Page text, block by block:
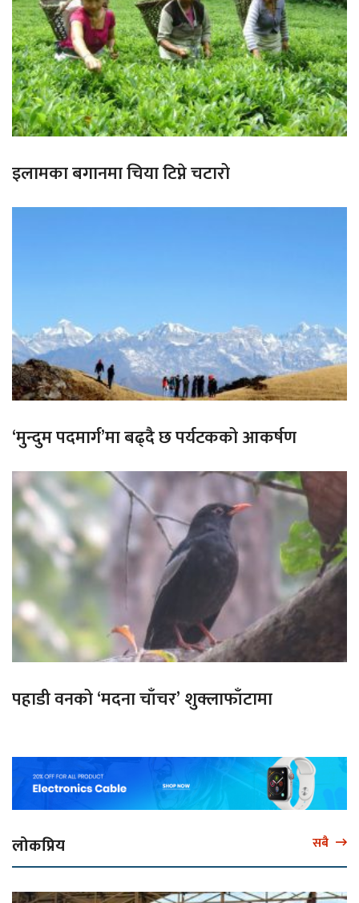
इलामका बगानमा चिया टिप्ने चटारो
‘मुन्दुम पदमार्ग’मा बढ्दै छ पर्यटकको आकर्षण
पहाडी वनको ‘मदना चाँचर’ शुक्लाफाँटामा
लोकप्रिय सबै